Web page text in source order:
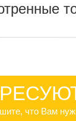
что Вам